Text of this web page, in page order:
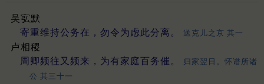
吴宖默
寄重维持公务在，勿令为虑此分离。
送克儿之京 其一
卢相稷
周卿频往又频来，为有家庭百务催。
归家翌日。怀谱所诸
公 其三十一